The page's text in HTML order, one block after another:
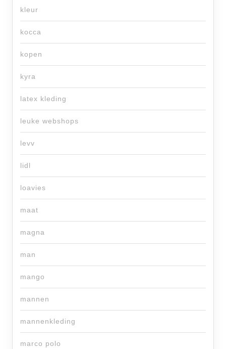
kleur
kocca
kopen
kyra
latex kleding
leuke webshops
levv
lidl
loavies
maat
magna
man
mango
mannen
mannenkleding
marco polo